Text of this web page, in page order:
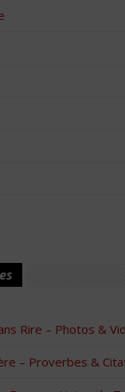
Rire – Photos &
– Proverbes &